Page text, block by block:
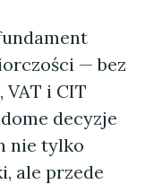
— bez
VAT i CIT
decyzje
nie tylko
ale przede